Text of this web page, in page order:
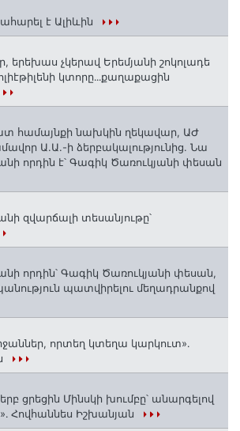
է Ալիևին
չկերավ Երեմյանի շոկոլադե
կտորը․․․քաղաքացին
համայնքի նախկին ղեկավար, ԱԺ
Ա.Ա.-ի ձերբակալությունից. Նա
որդին է՝ Գագիկ Ծառուկյանի փեսան
զվարճալի տեսանյութը՝
որդին՝ Գագիկ Ծառուկյանի փեսան,
պատվիրելու մեղադրանքով
որտեղ կտեղա կարկուտ»․
ցրեցին Մինսկի խումբը՝ անարգելով
Հովհաննես Իշխանյան